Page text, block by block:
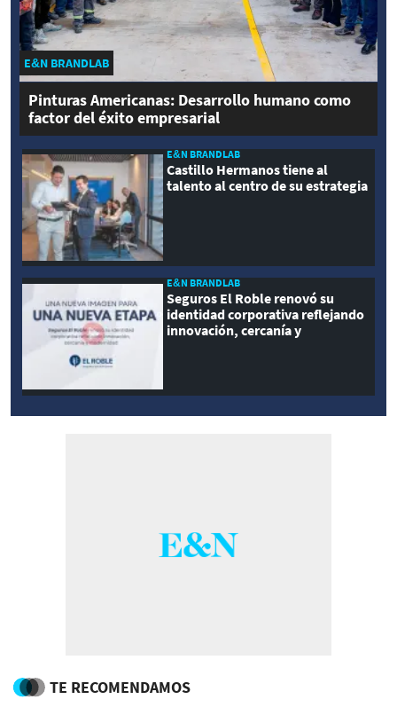
E&N BRANDLAB
Pinturas Americanas: Desarrollo humano como
factor del éxito empresarial
E&N BRANDLAB
Castillo Hermanos tiene al
talento al centro de su estrategia
E&N BRANDLAB
Seguros El Roble renovó su
identidad corporativa reflejando
innovación, cercanía y
TE RECOMENDAMOS